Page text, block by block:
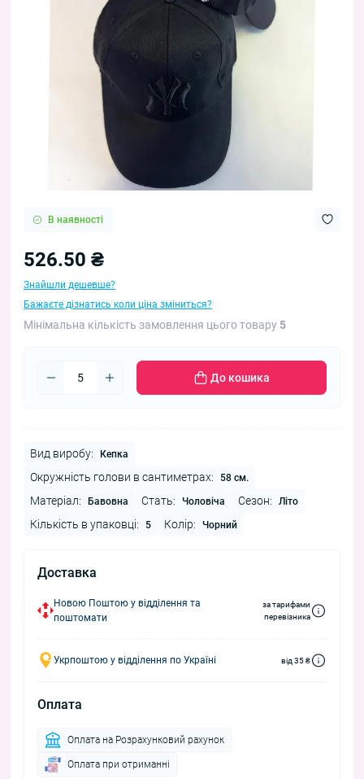
В наявності
526.50 ₴
Знайшли дешевше?
Бажаєте дізнатись коли ціна зміниться?
Мінімальна кількість замовлення цього товару 5
До кошика
Вид виробу: Кепка
Окружність голови в сантиметрах: 58 см.
Матеріал: Бавовна Стать: Чоловіча Сезон: Літо
Кількість в упаковці: 5 Колір: Чорний
Доставка
Новою Поштою у відділення та
поштомати
за тарифами
перевізника
Укрпоштою у відділення по Україні від 35 ₴
Оплата
Оплата на Розрахунковий рахунок
Оплата при отриманні